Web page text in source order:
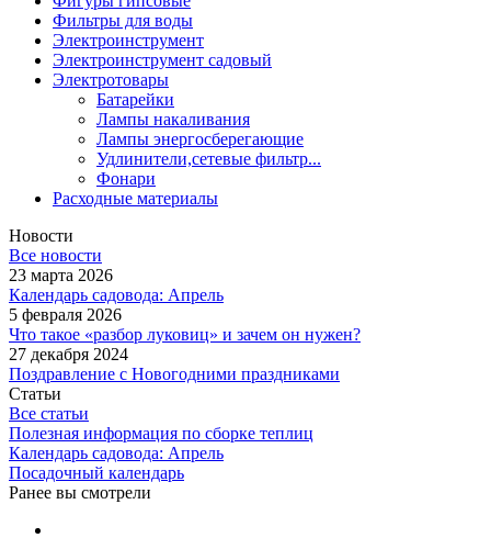
Фильтры для воды
Электроинструмент
Электроинструмент садовый
Электротовары
Батарейки
Лампы накаливания
Лампы энергосберегающие
Удлинители,сетевые фильтр...
Фонари
Расходные материалы
Новости
Все новости
23 марта 2026
Календарь садовода: Апрель
5 февраля 2026
Что такое «разбор луковиц» и зачем он нужен?
27 декабря 2024
Поздравление с Новогодними праздниками
Статьи
Все статьи
Полезная информация по сборке теплиц
Календарь садовода: Апрель
Посадочный календарь
Ранее вы смотрели